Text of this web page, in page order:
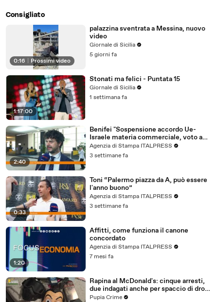
Consigliato
0:16 Prossimi video
palazzina sventrata a Messina, nuovo
video
Giornale di Sicilia
5 giorni fa
1:17:00
Stonati ma felici - Puntata 15
Giornale di Sicilia
1 settimana fa
2:40
Benifei "Sospensione accordo Ue-
Israele materia commerciale, voto a
maggioranza"
Agenzia di Stampa ITALPRESS
3 settimane fa
0:33
Toni “Palermo piazza da A, può essere
l'anno buono”
Agenzia di Stampa ITALPRESS
3 settimane fa
1:20
Affitti, come funziona il canone
concordato
Agenzia di Stampa ITALPRESS
7 mesi fa
Rapina al McDonald's: cinque arresti,
due indagati anche per spaccio di droga
(03.08.26)
Pupia Crime